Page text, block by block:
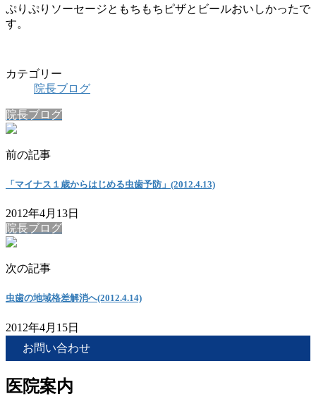
ぷりぷりソーセージともちもちピザとビールおいしかったで
す。
カテゴリー
院長ブログ
院長ブログ
前の記事
「マイナス１歳からはじめる虫歯予防」(2012.4.13)
2012年4月13日
院長ブログ
次の記事
虫歯の地域格差解消へ(2012.4.14)
2012年4月15日
お問い合わせ
医院案内